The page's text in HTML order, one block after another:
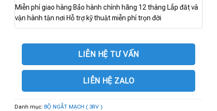
Miễn phí giao hàng Bảo hành chính hãng 12 tháng Lắp đặt và
vận hành tận nơi Hỗ trợ kỹ thuật miễn phí trọn đời
LIÊN HỆ TƯ VẤN
LIÊN HỆ ZALO
Danh mục: BỘ NGẮT MẠCH ( 3RV )